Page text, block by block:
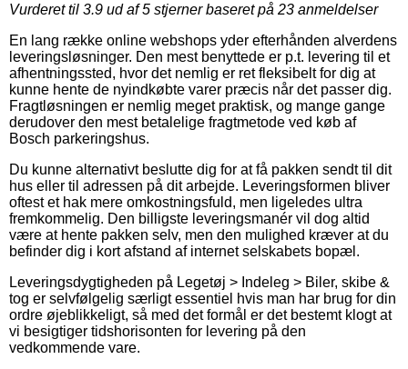
Vurderet til 3.9 ud af 5 stjerner baseret på 23 anmeldelser
En lang række online webshops yder efterhånden alverdens
leveringsløsninger. Den mest benyttede er p.t. levering til et
afhentningssted, hvor det nemlig er ret fleksibelt for dig at
kunne hente de nyindkøbte varer præcis når det passer dig.
Fragtløsningen er nemlig meget praktisk, og mange gange
derudover den mest betalelige fragtmetode ved køb af
Bosch parkeringshus.
Du kunne alternativt beslutte dig for at få pakken sendt til dit
hus eller til adressen på dit arbejde. Leveringsformen bliver
oftest et hak mere omkostningsfuld, men ligeledes ultra
fremkommelig. Den billigste leveringsmanér vil dog altid
være at hente pakken selv, men den mulighed kræver at du
befinder dig i kort afstand af internet selskabets bopæl.
Leveringsdygtigheden på Legetøj > Indeleg > Biler, skibe &
tog er selvfølgelig særligt essentiel hvis man har brug for din
ordre øjeblikkeligt, så med det formål er det bestemt klogt at
vi besigtiger tidshorisonten for levering på den
vedkommende vare.